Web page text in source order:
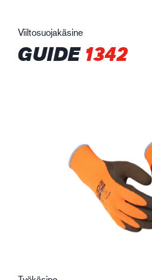
Viiltosuojakäsine
GUIDE1342